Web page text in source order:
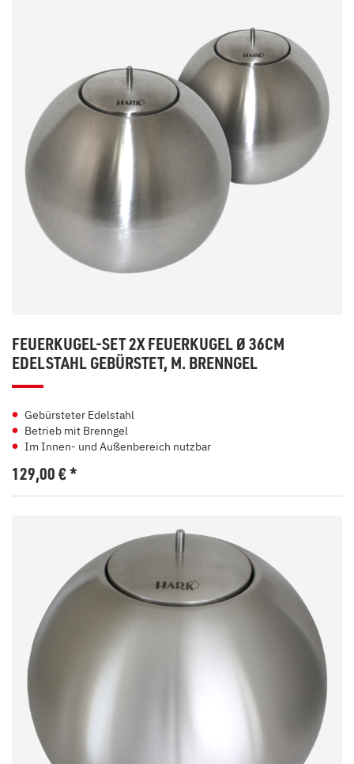
FEUERKUGEL-SET 2X FEUERKUGEL Ø 36CM
EDELSTAHL GEBÜRSTET, M. BRENNGEL
Gebürsteter Edelstahl
Betrieb mit Brenngel
Im Innen- und Außenbereich nutzbar
129,00€*